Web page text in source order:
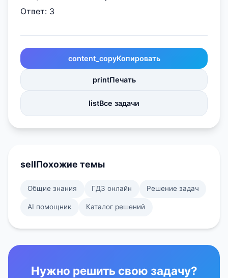
Ответ: 3
content_copyКопировать
printПечать
listВсе задачи
sellПохожие темы
Общие знания ГДЗ онлайн Решение задач
AI помощник Каталог решений
Нужно решить свою задачу?